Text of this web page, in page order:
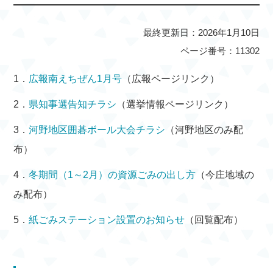
最終更新日：2026年1月10日
ページ番号：11302
1． 広報南えちぜん1月号 （広報ページリンク）
2． 県知事選告知チラシ （選挙情報ページリンク）
3．河野地区囲碁ボール大会チラシ （河野地区のみ配
布）
4．冬期間（1～2月）の資源ごみの出し方 （今庄地域の
み配布）
5．紙ごみステーション設置のお知らせ （回覧配布）